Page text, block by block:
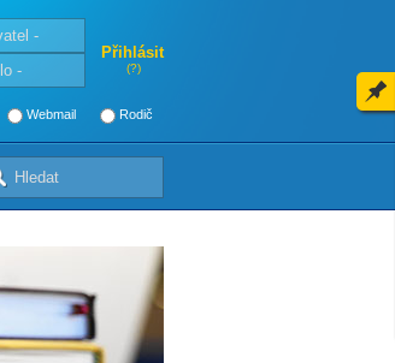
Přihlásit
(?)
Webmail Rodič